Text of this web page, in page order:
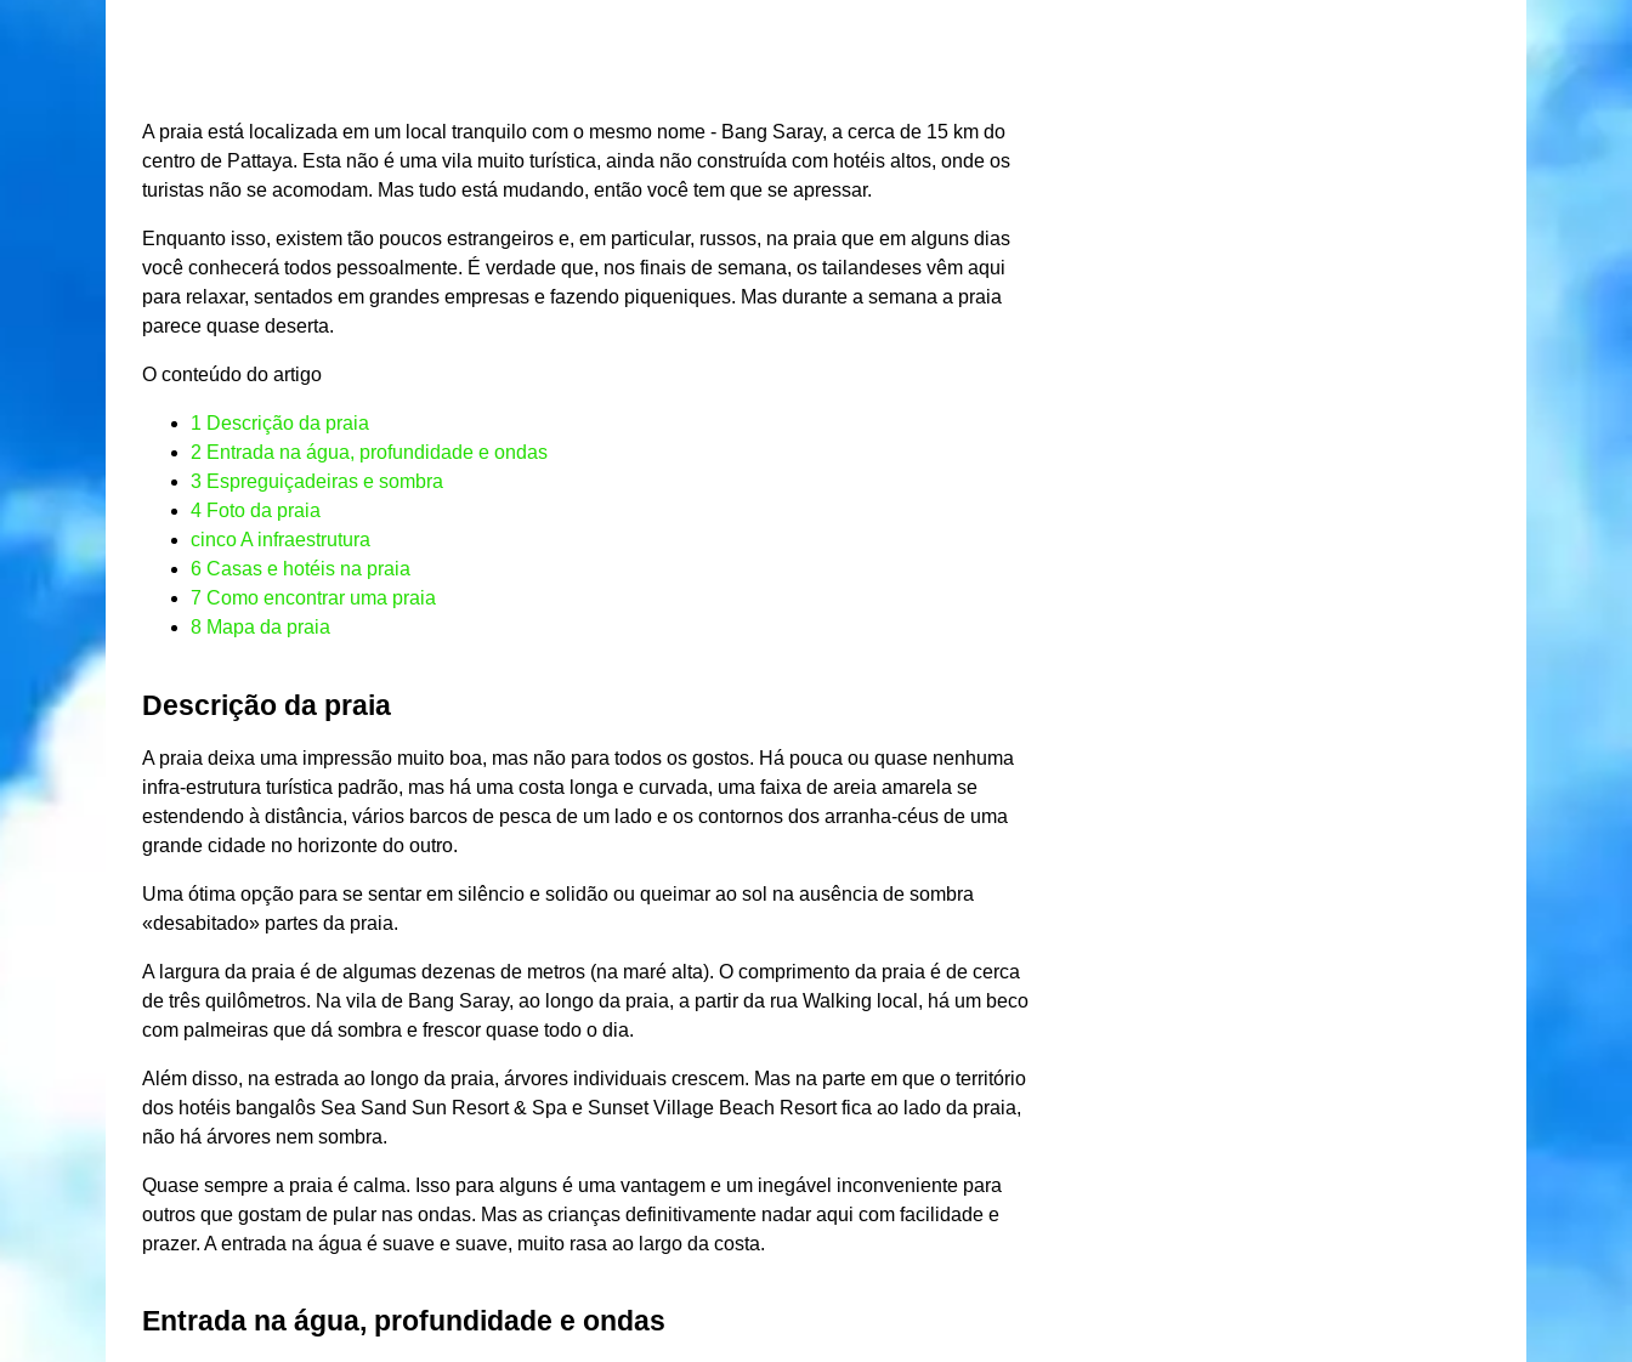
A praia está localizada em um local tranquilo com o mesmo nome - Bang Saray, a cerca de 15 km do
centro de Pattaya. Esta não é uma vila muito turística, ainda não construída com hotéis altos, onde os
turistas não se acomodam. Mas tudo está mudando, então você tem que se apressar.
Enquanto isso, existem tão poucos estrangeiros e, em particular, russos, na praia que em alguns dias
você conhecerá todos pessoalmente. É verdade que, nos finais de semana, os tailandeses vêm aqui
para relaxar, sentados em grandes empresas e fazendo piqueniques. Mas durante a semana a praia
parece quase deserta.
O conteúdo do artigo
1 Descrição da praia
2 Entrada na água, profundidade e ondas
3 Espreguiçadeiras e sombra
4 Foto da praia
cincoA infraestrutura
6 Casas e hotéis na praia
7 Como encontrar uma praia
8 Mapa da praia
Descrição da praia
A praia deixa uma impressão muito boa, mas não para todos os gostos. Há pouca ou quase nenhuma
infra-estrutura turística padrão, mas há uma costa longa e curvada, uma faixa de areia amarela se
estendendo à distância, vários barcos de pesca de um lado e os contornos dos arranha-céus de uma
grande cidade no horizonte do outro.
Uma ótima opção para se sentar em silêncio e solidão ou queimar ao sol na ausência de sombra
«desabitado» partes da praia.
A largura da praia é de algumas dezenas de metros (na maré alta). O comprimento da praia é de cerca
de três quilômetros. Na vila de Bang Saray, ao longo da praia, a partir da rua Walking local, há um beco
com palmeiras que dá sombra e frescor quase todo o dia.
Além disso, na estrada ao longo da praia, árvores individuais crescem. Mas na parte em que o território
dos hotéis bangalôs Sea Sand Sun Resort & Spa e Sunset Village Beach Resort fica ao lado da praia,
não há árvores nem sombra.
Quase sempre a praia é calma. Isso para alguns é uma vantagem e um inegável inconveniente para
outros que gostam de pular nas ondas. Mas as crianças definitivamente nadar aqui com facilidade e
prazer. A entrada na água é suave e suave, muito rasa ao largo da costa.
Entrada na água, profundidade e ondas